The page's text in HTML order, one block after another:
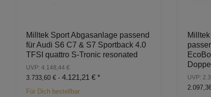
Milltek Sport Abgasanlage passend
für Audi S6 C7 & S7 Sportback 4.0
TFSI quattro S-Tronic resonated
UVP: 4.148,44 €
3.733,60 € - 4.121,21 € *
Für Dich bestellbar
UVP: